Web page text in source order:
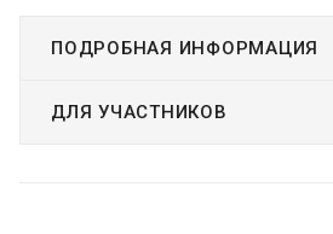
ПОДРОБНАЯ ИНФОРМАЦИЯ
ДЛЯ УЧАСТНИКОВ